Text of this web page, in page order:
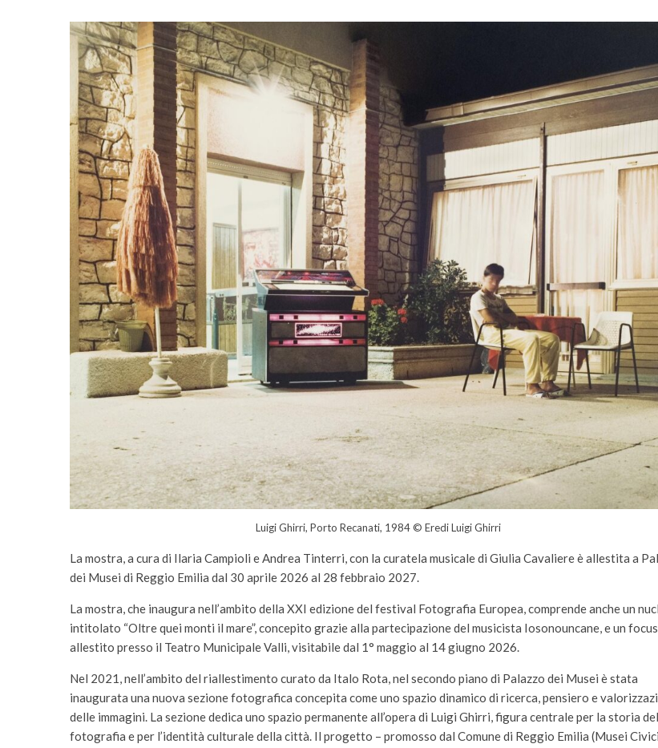
Luigi Ghirri, Porto Recanati, 1984 © Eredi Luigi Ghirri
La mostra, a cura di Ilaria Campioli e Andrea Tinterri, con la curatela musicale di Giulia Cavaliere è allestita a
dei Musei di Reggio Emilia dal 30 aprile 2026 al 28 febbraio 2027.
La mostra, che inaugura nell’ambito della XXI edizione del festival Fotografia Europea, comprende anche un
intitolato “Oltre quei monti il mare”, concepito grazie alla partecipazione del musicista Iosonouncane, e un focus
allestito presso il Teatro Municipale Valli, visitabile dal 1° maggio al 14 giugno 2026.
Nel 2021, nell’ambito del riallestimento curato da Italo Rota, nel secondo piano di Palazzo dei Musei è stata
inaugurata una nuova sezione fotografica concepita come uno spazio dinamico di ricerca, pensiero e
delle immagini. La sezione dedica uno spazio permanente all’opera di Luigi Ghirri, figura centrale per la storia
fotografia e per l’identità culturale della città. Il progetto – promosso dal Comune di Reggio Emilia (Musei